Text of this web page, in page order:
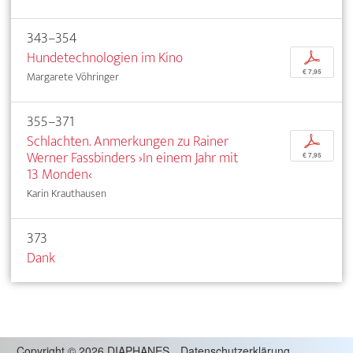
343–354
Hundetechnologien im Kino
Margarete Vöhringer
p
€ 7,95
355–371
Schlachten. Anmerkungen zu Rainer
Werner Fassbinders ›In einem Jahr mit
13 Monden‹
Karin Krauthausen
p
€ 7,95
373
Dank